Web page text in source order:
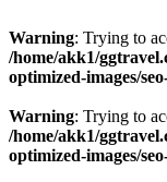
Warning: Trying to
/home/akk1/
optimized-images/
Warning: Trying to
/home/akk1/
optimized-images/